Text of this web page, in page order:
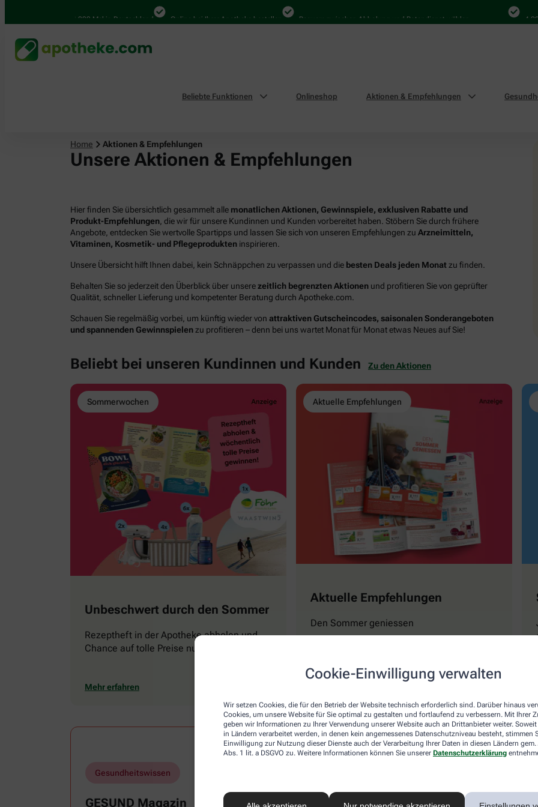
Cookie-Einwilligung verwalten
Wir setzen Cookies, die für den Betrieb der Website technisch erforderlich sind. Darüber hinaus
Cookies, um unsere Website für Sie optimal zu gestalten und fortlaufend zu verbessern. Mit Ihrer
geben wir Informationen zu Ihrer Verwendung unserer Website auch an Drittanbieter weiter. Soweit
in Ländern verarbeitet werden, in denen kein angemessenes Datenschutzniveau besteht, stimmen
Einwilligung zur Nutzung dieser Dienste auch der Verarbeitung Ihrer Daten in diesen Ländern
Abs. 1 lit. a DSGVO zu. Weitere Informationen können Sie unserer Datenschutzerklärung
4.000 Mal in Deutschland Online bei Ihrer Apotheke bestellen Bequem zwischen Abholung und Botendienst wählen 4.000
Beliebte Funktionen Onlineshop Aktionen & Empfehlungen
Home Aktionen & Empfehlungen
Unsere Aktionen & Empfehlungen
Hier finden Sie übersichtlich gesammelt alle monatlichen Aktionen, Gewinnspiele, exklusiven Rabatte und
Produkt-Empfehlungen , die wir für unsere Kundinnen und Kunden vorbereitet haben. Stöbern Sie durch frühere
Angebote, entdecken Sie wertvolle Spartipps und lassen Sie sich von unseren Empfehlungen zu Arzneimitteln,
Vitaminen, Kosmetik- und Pflegeprodukten inspirieren.
Unsere Übersicht hilft Ihnen dabei, kein Schnäppchen zu verpassen und die besten Deals jeden Monatzu finden.
Behalten Sie so jederzeit den Überblick über unserezeitlich begrenzten Aktionen und profitieren Sie von geprüfter
Qualität, schneller Lieferung und kompetenter Beratung durch Apotheke.com.
Schauen Sie regelmäßig vorbei, um künftig wieder von attraktiven Gutscheincodes, saisonalen Sonderangeboten
und spannenden Gewinnspielenzu profitieren – denn bei uns wartet Monat für Monat etwas Neues auf Sie!
Beliebt bei unseren Kundinnen und Kunden Zu den Aktionen
Sommerwochen
Unbeschwert durch den Sommer
Rezeptheft in der Apotheke abholen und
Chance auf tolle Preise nutzen
Mehr erfahren
Aktuelle Empfehlungen
Aktuelle Empfehlungen
Den Sommer geniessen
Mehr erfahren
Gesundheitswissen
GESUND Magazin
Magazin GESUND